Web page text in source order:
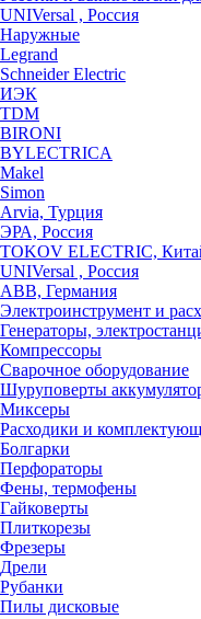
UNIVersal , Россия
Наружные
Legrand
Schneider Electric
ИЭК
TDM
BIRONI
BYLECTRICA
Makel
Simon
Arvia, Турция
ЭРА, Россия
TOKOV ELECTRIC,
UNIVersal , Россия
ABB, Германия
Электроинструмент и
Генераторы,
Компрессоры
Сварочное оборудование
Шуруповерты
Миксеры
Расходики и
Болгарки
Перфораторы
Фены, термофены
Гайковерты
Плиткорезы
Фрезеры
Дрели
Рубанки
Пилы дисковые